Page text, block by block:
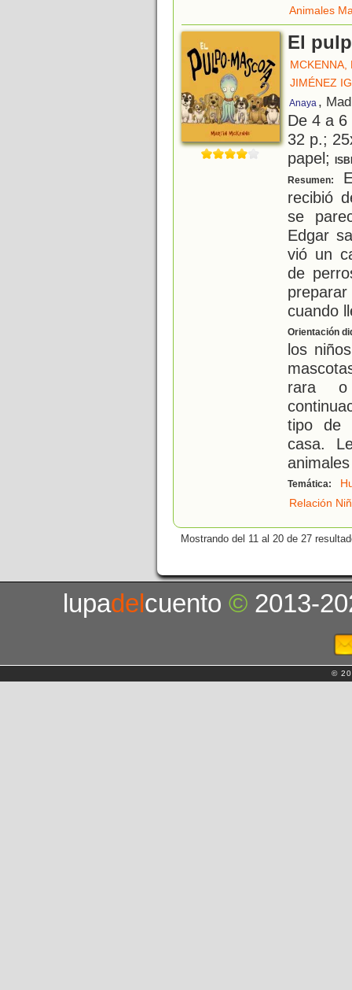
Animales
El
MCKENNA,
JIMÉNEZ
Anaya ,
De 4 a
32 p.;
papel;
Resumen:
recibió
se
Edgar
vió un
de
cuando
Orientación
los
rara o
tipo de
casa.
Temática:
Relación
Mostrando del 11 al 20 de 27
lupadelcuento© 2013-
©